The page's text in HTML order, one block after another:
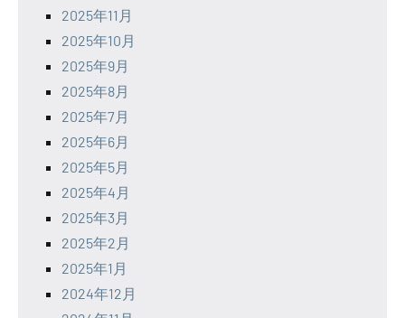
2025年11月
2025年10月
2025年9月
2025年8月
2025年7月
2025年6月
2025年5月
2025年4月
2025年3月
2025年2月
2025年1月
2024年12月